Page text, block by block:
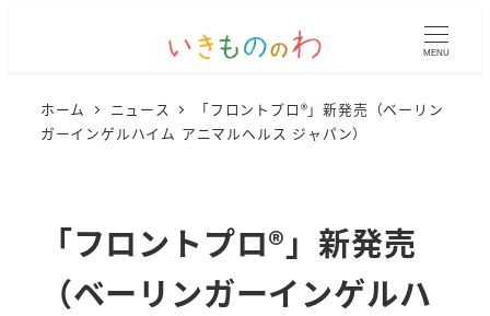
MENU
ホーム ニュース
「フロントプロ®」新発売（ベーリン
ガーインゲルハイム アニマルヘルス ジャパン）
「フロントプロ®」新発売
（ベーリンガーインゲルハ